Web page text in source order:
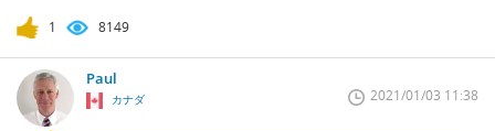
1 8149
Paul
カナダ 2021/01/03 11:38